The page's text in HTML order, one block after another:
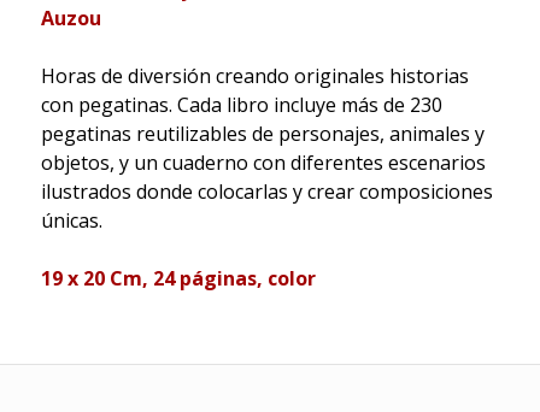
Auzou
Horas de diversión creando originales historias
con pegatinas. Cada libro incluye más de 230
pegatinas reutilizables de personajes, animales y
objetos, y un cuaderno con diferentes escenarios
ilustrados donde colocarlas y crear composiciones
únicas.
19 x 20 Cm, 24 páginas, color